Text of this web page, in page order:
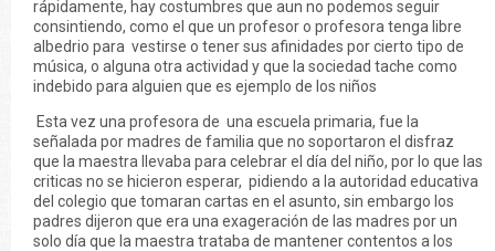
rápidamente, hay costumbres que aun no podemos seguir
consintiendo, como el que un profesor o profesora tenga libre
albedrio para vestirse o tener sus afinidades por cierto tipo de
música, o alguna otra actividad y que la sociedad tache como
indebido para alguien que es ejemplo de los niños
Esta vez una profesora de una escuela primaria, fue la
señalada por madres de familia que no soportaron el disfraz
que la maestra llevaba para celebrar el día del niño, por lo que las
criticas no se hicieron esperar, pidiendo a la autoridad educativa
del colegio que tomaran cartas en el asunto, sin embargo los
padres dijeron que era una exageración de las madres por un
solo día que la maestra trataba de mantener contentos a los